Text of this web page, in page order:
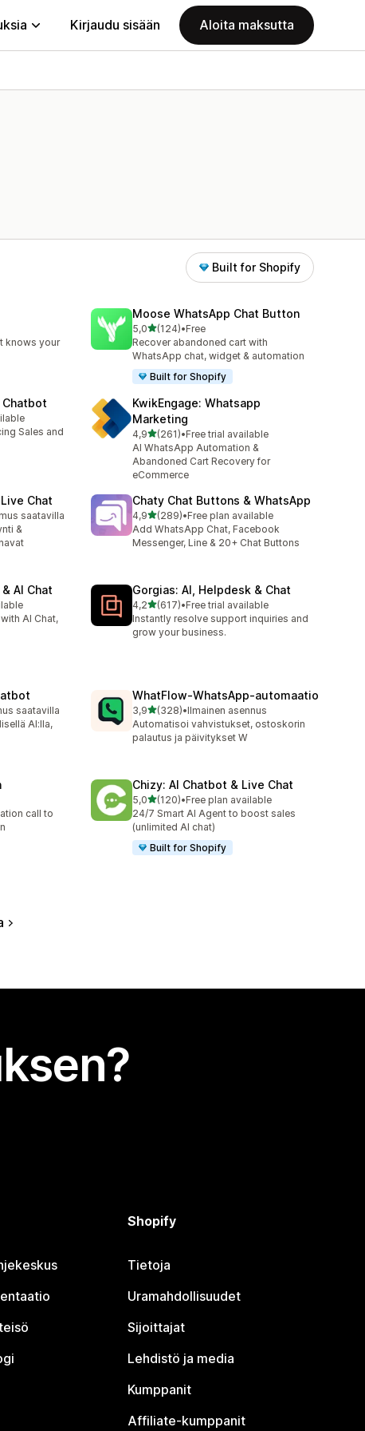
Kirjaudu sisään Aloita maksutta
Built for Shopify
knows your
Moose WhatsApp Chat Button
5,0/ 5 tähteä
(124)
124 arvostelua yhteensä
•Free
Recover abandoned cart with
WhatsApp chat, widget & automation
Built for Shopify
Chatbot
Sales and
KwikEngage: Whatsapp
Marketing
4,9/ 5 tähteä
(261)
261 arvostelua yhteensä
•Free trial available
AI WhatsApp Automation &
Abandoned Cart Recovery for
eCommerce
Chat
saatavilla
&
Chaty Chat Buttons & WhatsApp
4,9/ 5 tähteä
(289)
289 arvostelua yhteensä
•Free plan available
Add WhatsApp Chat, Facebook
Messenger, Line & 20+ Chat Buttons
AI Chat
AI Chat,
Gorgias: AI, Helpdesk & Chat
4,2/ 5 tähteä
(617)
617 arvostelua yhteensä
•Free trial available
Instantly resolve support inquiries and
grow your business.
saatavilla
AI:lla,
WhatFlow‑WhatsApp‑automaatio
3,9/ 5 tähteä
(328)
328 arvostelua yhteensä
•Ilmainen asennus
Automatisoi vahvistukset, ostoskorin
palautus ja päivitykset W
call to
Chizy: AI Chatbot & Live Chat
5,0/ 5 tähteä
(120)
120 arvostelua yhteensä
•Free plan available
24/7 Smart AI Agent to boost sales
(unlimited AI chat)
Built for Shopify
Shopify
Tietoja
Uramahdollisuudet
Sijoittajat
Lehdistö ja media
Kumppanit
Affiliate-kumppanit